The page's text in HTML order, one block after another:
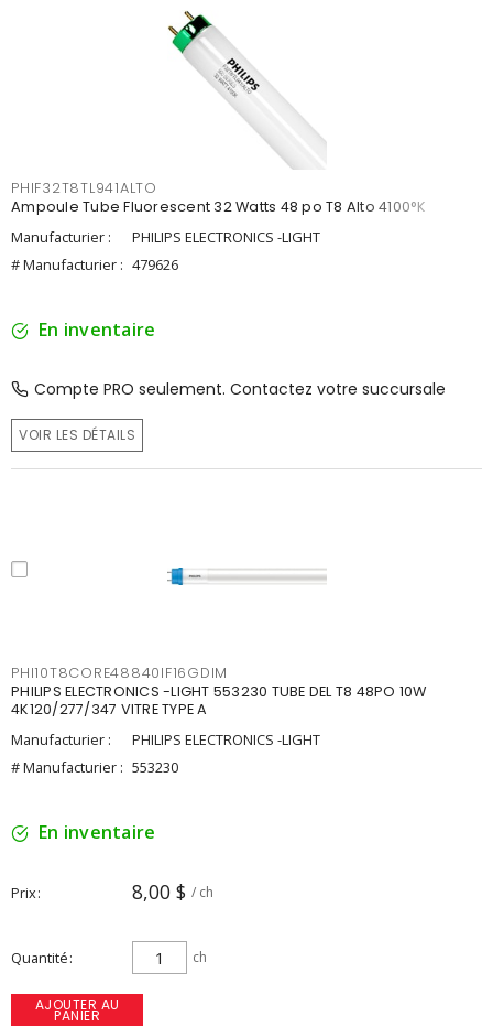
PHIF32T8TL941ALTO
Ampoule Tube Fluorescent 32 Watts 48 po T8 Alto 4100°K
Manufacturier :
PHILIPS ELECTRONICS -LIGHT
# Manufacturier : 479626
En inventaire
Compte PRO seulement. Contactez votre succursale
VOIR LES DÉTAILS
PHI10T8CORE48840IF16GDIM
PHILIPS ELECTRONICS -LIGHT 553230 TUBE DEL T8 48PO 10W
4K120/277/347 VITRE TYPE A
Manufacturier :
PHILIPS ELECTRONICS -LIGHT
# Manufacturier : 553230
En inventaire
Prix 8,00 $ / ch
Quantité ch
AJOUTER AU
PANIER